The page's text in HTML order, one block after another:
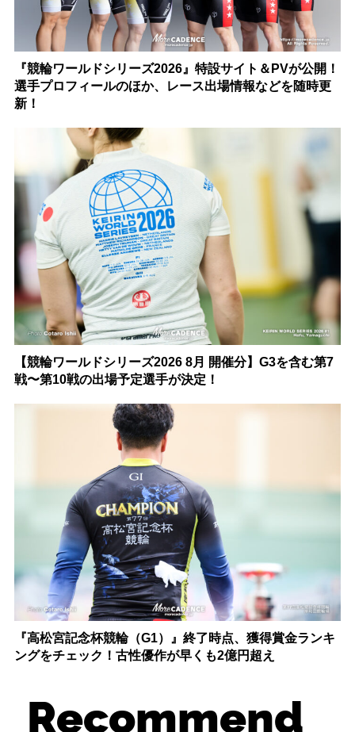
『競輪ワールドシリーズ2026』特設サイト＆PVが公開！
選手プロフィールのほか、レース出場情報などを随時更
新！
【競輪ワールドシリーズ2026 8月 開催分】G3を含む第7
戦〜第10戦の出場予定選手が決定！
『高松宮記念杯競輪（G1）』終了時点、獲得賞金ランキ
ングをチェック！古性優作が早くも2億円超え
Recommend